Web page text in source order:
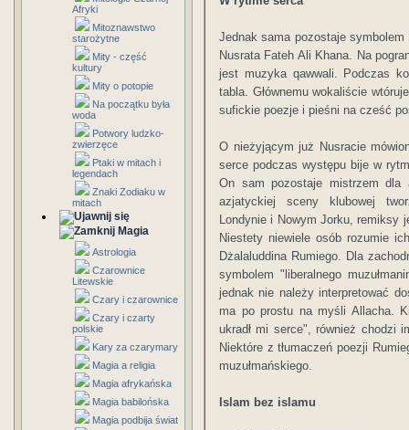
Afryki
Mitoznawstwo
starożytne
Mity - część
kultury
Mity o potopie
Na początku była
woda
Potwory ludzko-
zwierzęce
Ptaki w mitach i
legendach
Znaki Zodiaku w
mitach
Magia
Astrologia
Czarownice
Litewskie
Czary i czarownice
Czary i czarty
polskie
Kary za czarymary
Magia a religia
Magia afrykańska
Magia babilońska
Magia podbija świat
Jednak sama pozostaje
Nusrata Fateh Ali Khana. Na
jest muzyka qawwali. Podczas
tabla. Głównemu wokaliście
sufickie poezje i pieśni na cześć
O nieżyjącym już Nusracie
serce podczas występu bije w
On sam pozostaje mistrzem dla
azjatyckiej sceny klubowej
Londynie i Nowym Jorku, remiksy
Niestety niewiele osób rozumie
Dżalaluddina Rumiego. Dla
symbolem "liberalnego
jednak nie należy interpretować
ma po prostu na myśli Allacha.
ukradł mi serce", również chodzi
Niektóre z tłumaczeń poezji
muzułmańskiego.
Islam bez islamu